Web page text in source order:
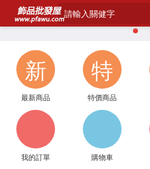
請輸入關健字
新
最新商品
特
特價商品
我的訂單 購物車